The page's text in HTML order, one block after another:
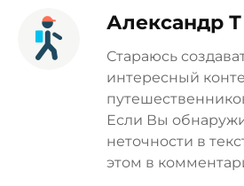
Александр Т
Стараюсь
интересный
Если Вы
неточности в
этом в